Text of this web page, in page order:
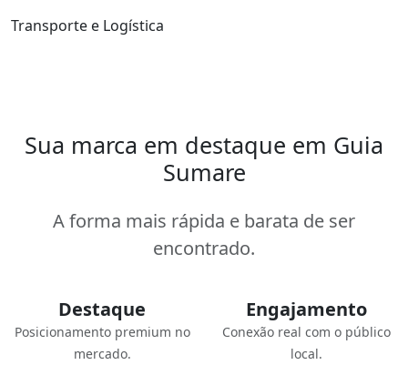
Transporte e Logística
Sua marca em destaque em Guia
Sumare
A forma mais rápida e barata de ser
encontrado.
Destaque
Posicionamento premium no
mercado.
Engajamento
Conexão real com o público
local.